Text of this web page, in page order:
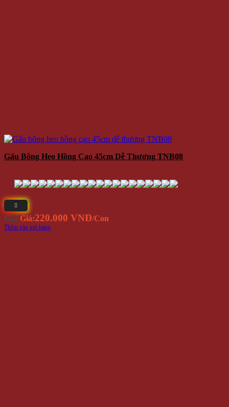
Gấu Bông Heo Hồng Cao 45cm Dễ Thương TNB08
Giá Giá:220.000 VNĐ/Con
Thêm vào giỏ hàng